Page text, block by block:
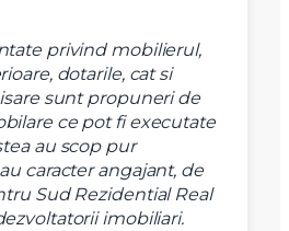
privind mobilierul,
dotarile, cat si
sunt propuneri de
ce pot fi executate
au scop pur
caracter angajant, de
Sud Rezidential Real
imobiliari.